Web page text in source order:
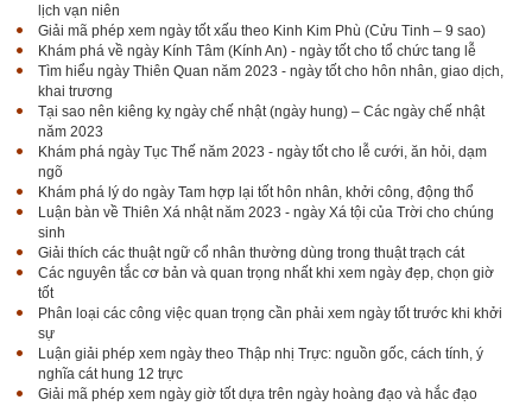
lịch vạn niên
Giải mã phép xem ngày tốt xấu theo Kinh Kim Phù (Cửu Tinh – 9 sao)
Khám phá về ngày Kính Tâm (Kính An) - ngày tốt cho tổ chức tang lễ
Tìm hiểu ngày Thiên Quan năm 2023 - ngày tốt cho hôn nhân, giao dịch,
khai trương
Tại sao nên kiêng kỵ ngày chế nhật (ngày hung) – Các ngày chế nhật
năm 2023
Khám phá ngày Tục Thế năm 2023 - ngày tốt cho lễ cưới, ăn hỏi, dạm
ngõ
Khám phá lý do ngày Tam hợp lại tốt hôn nhân, khởi công, động thổ
Luận bàn về Thiên Xá nhật năm 2023 - ngày Xá tội của Trời cho chúng
sinh
Giải thích các thuật ngữ cổ nhân thường dùng trong thuật trạch cát
Các nguyên tắc cơ bản và quan trọng nhất khi xem ngày đẹp, chọn giờ
tốt
Phân loại các công việc quan trọng cần phải xem ngày tốt trước khi khởi
sự
Luận giải phép xem ngày theo Thập nhị Trực: nguồn gốc, cách tính, ý
nghĩa cát hung 12 trực
Giải mã phép xem ngày giờ tốt dựa trên ngày hoàng đạo và hắc đạo